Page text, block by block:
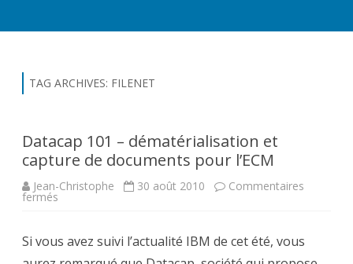
TAG ARCHIVES: FILENET
Datacap 101 – dématérialisation et
capture de documents pour l’ECM
Jean-Christophe 30 août 2010 Commentaires
fermés
dématérialisation
et
Si vous avez suivi l’actualité IBM de cet été, vous